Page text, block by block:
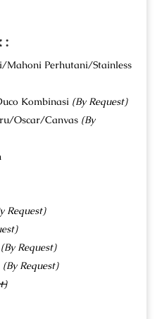
:
Mahoni Perhutani/Stainless
Kombinasi (By Request)
Oscar/Canvas (By
Request)
(By Request)
(By Request)